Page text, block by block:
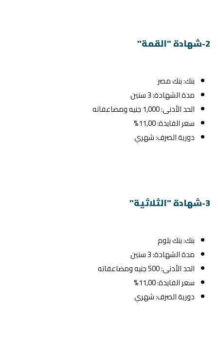
2-شهادة "القمة"
بنك: بنك مصر
مدة الشهادة: 3 سنين
الحد الأدنى: 1,000 جنيه ومضاعفاته
سعر الفايدة: 11,00%
دورية الصرف: شهري
3-شهادة "الثلاثية"
بنك: بنك بلوم
مدة الشهادة: 3 سنين
الحد الأدنى: 500 جنيه ومضاعفاته
سعر الفايدة: 11,00%
دورية الصرف: شهري